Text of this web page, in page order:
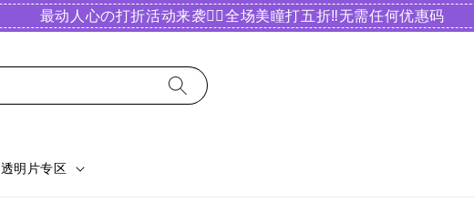
最动人心の打折活动来袭❤️‍🔥全场美瞳打五折‼️无需任何优惠码️
透明片专区